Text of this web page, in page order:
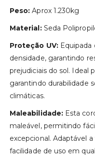
Peso:Aprox 1.230kg
Material:Seda
Proteção UV:Equipada
densidade, garantindo
prejudiciais do sol. Ideal
garantindo durabilidade
climáticas.
Maleabilidade:Esta
maleável, permitindo
excepcional. Adaptável
facilidade de uso em